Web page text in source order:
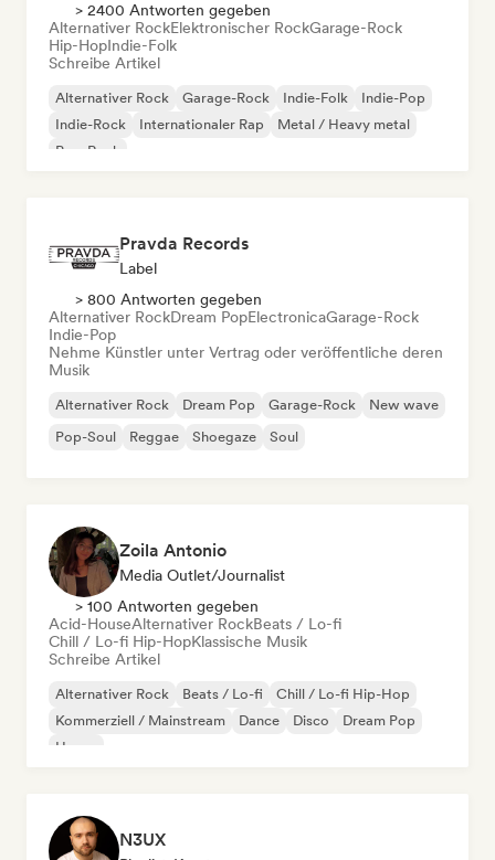
> 2400 Antworten gegeben
Alternativer RockElektronischer RockGarage-Rock
Hip-HopIndie-Folk
Schreibe Artikel
Alternativer Rock Garage-Rock Indie-Folk
Indie-Pop
Indie-Rock
Internationaler Rap
Metal / Heavy metal
Pop-Rock
Pravda Records
Label
> 800 Antworten gegeben
Alternativer RockDream PopElectronicaGarage-Rock
Indie-Pop
Nehme Künstler unter Vertrag oder veröffentliche deren
Musik
Alternativer Rock Dream Pop Garage-Rock
New wave
Pop-Soul
Reggae Shoegaze Soul
Zoila Antonio
Media Outlet/Journalist
> 100 Antworten gegeben
Acid-HouseAlternativer RockBeats / Lo-fi
Chill / Lo-fi Hip-HopKlassische Musik
Schreibe Artikel
Alternativer Rock Beats / Lo-fi
Chill / Lo-fi Hip-Hop
Kommerziell / Mainstream
Dance Disco
Dream Pop
House
N3UX